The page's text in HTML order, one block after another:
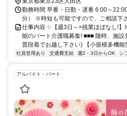
勤務時間 早番・日勤・遅番 6:00～
分） ※時短も可能ですので、ご相談下さ
仕事内容 ✨【週3日～×残業ほぼなし!
能のパート介護職募集! ■■■ 随時、施設
普段着でお越し下さい) 【小規模多機能
社員登用あり 交通費支給 週2・3日からOK シ
アルバイト・パート